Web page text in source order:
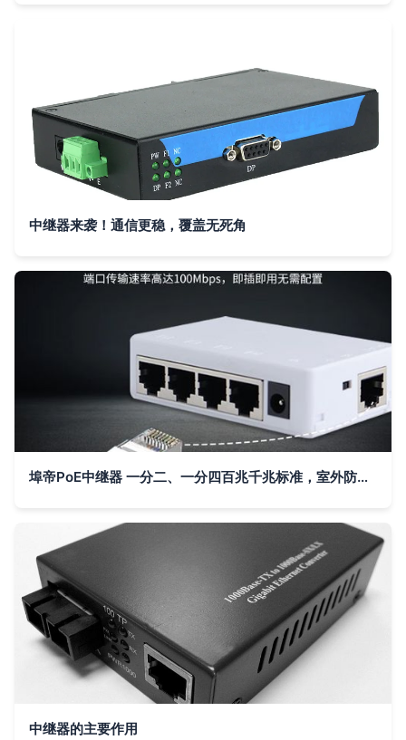
中继器来袭！通信更稳，覆盖无死角
埠帝PoE中继器 一分二、一分四百兆千兆标准，室外防水级联宝助力网络延伸
中继器的主要作用